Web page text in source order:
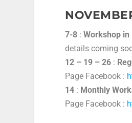
7-8 :Workshop in
details coming
12 – 19 – 26 :
Page Facebook :
14 : Monthly
Page Facebook :